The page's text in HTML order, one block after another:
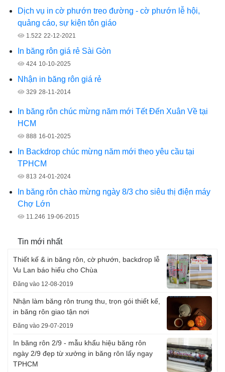
Dịch vụ in cờ phướn treo đường - cờ phướn lễ hội,
quảng cáo, sự kiện tôn giáo
1.522 22-12-2021
In băng rôn giá rẻ Sài Gòn
424 10-10-2025
Nhận in băng rôn giá rẻ
329 28-11-2014
In băng rôn chúc mừng năm mới Tết Đến Xuân Về tại
HCM
888 16-01-2025
In Backdrop chúc mừng năm mới theo yêu cầu tại
TPHCM
813 24-01-2024
In băng rôn chào mừng ngày 8/3 cho siêu thị điện máy
Chợ Lớn
11.246 19-06-2015
Tin mới nhất
Thiết kế & in băng rôn, cờ phướn, backdrop lễ
Vu Lan báo hiếu cho Chùa
Đăng vào 12-08-2019
Nhận làm băng rôn trung thu, trọn gói thiết kế,
in băng rôn giao tận nơi
Đăng vào 29-07-2019
In băng rôn 2/9 - mẫu khẩu hiệu băng rôn
ngày 2/9 đẹp từ xưởng in băng rôn lấy ngay
TPHCM